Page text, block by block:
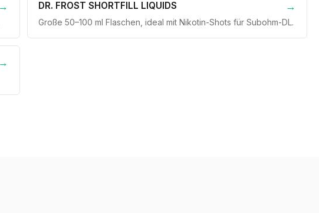
DR. FROST SHORTFILL LIQUIDS
Große 50–100 ml Flaschen, ideal mit Nikotin-Shots für Subohm-DL.